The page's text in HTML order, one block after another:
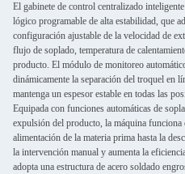
El gabinete de control centralizado
lógico programable de alta estabilidad, que
configuración ajustable de la velocidad de
flujo de soplado, temperatura de
producto. El módulo de monitoreo
dinámicamente la separación del troquel en
mantenga un espesor estable en todas las
Equipada con funciones automáticas de
expulsión del producto, la máquina funciona
alimentación de la materia prima hasta la
la intervención manual y aumenta la
adopta una estructura de acero soldado